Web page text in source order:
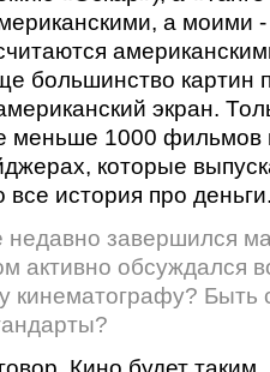
а моими -
большинство картин
экран.
меньше 1000 фильмов
которые
все история про
завершился
активно обсуждался
кинематографу?